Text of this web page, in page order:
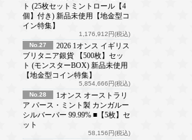
ト (25枚セットミントロール【4
個】付き) 新品未使用【地金型コ
イン特集】
1,176,912円(税込)
No.27
2026 1オンス イギリス
ブリタニア銀貨 【500枚】セッ
ト (モンスターBOX) 新品未使用
【地金型コイン特集】
5,854,666円(税込)
No.28
1オンス オーストラリ
ア パース・ミント製 カンガルー
シルバーバー 99.99% ■【5枚】セ
ット
58,156円(税込)